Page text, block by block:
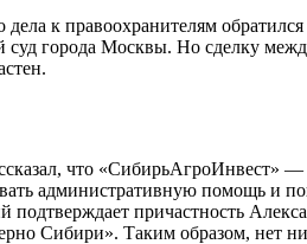
к правоохранителям
города Москвы. Но сделку
что «СибирьАгроИнвест»
административную помощь и
подтверждает причастность
Сибири». Таким образом, нет